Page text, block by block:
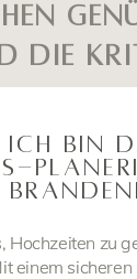
die
ICH BIN
Hochzeiten zu
einem